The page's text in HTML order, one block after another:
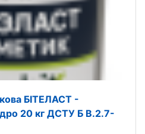
БІТЕЛАСТ -
20 кг ДСТУ Б В.2.7-